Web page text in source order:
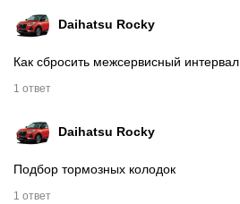
Daihatsu Rocky
Как сбросить межсервисный интервал
1 ответ
Daihatsu Rocky
Подбор тормозных колодок
1 ответ